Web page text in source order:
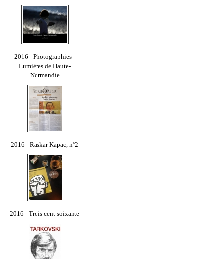
2016 - Photographies :
Lumières de Haute-
Normandie
2016 - Raskar Kapac, n°2
2016 - Trois cent soixante